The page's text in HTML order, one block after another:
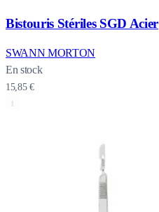
Bistouris Stériles SGD Acier
SWANN MORTON
En stock
15,85 €